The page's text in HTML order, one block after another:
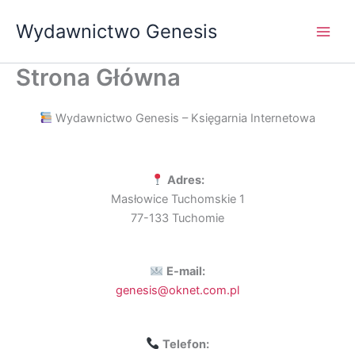
Wydawnictwo Genesis
Strona Główna
Wydawnictwo Genesis – Księgarnia Internetowa
Adres:
Masłowice Tuchomskie 1
77-133 Tuchomie
E-mail:
genesis@oknet.com.pl
Telefon: